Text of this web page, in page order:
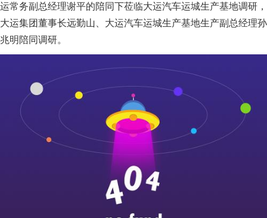
运常务副总经理谢平的陪同下莅临大运汽车运城生产基地调研，
大运集团董事长远勤山、大运汽车运城生产基地生产副总经理孙
兆明陪同调研。